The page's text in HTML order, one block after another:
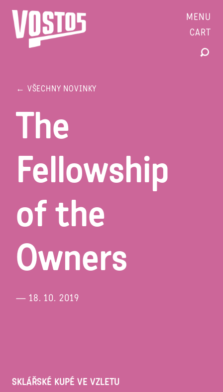
MENU
CART
← VŠECHNY NOVINKY
The
Fellowship
of the
Owners
— 18. 10. 2019
SKLÁŘSKÉ KUPÉ VE VZLETU